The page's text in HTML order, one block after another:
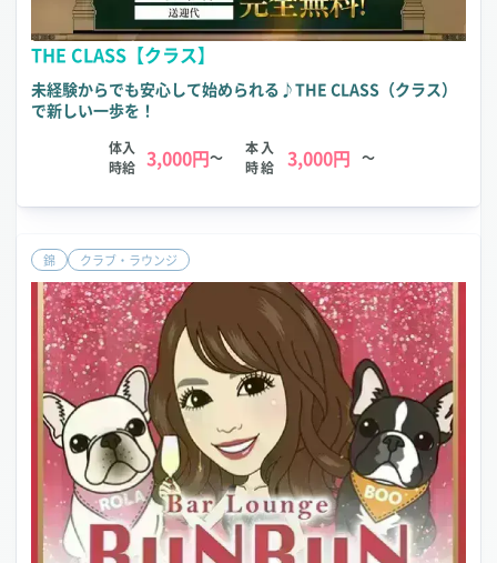
THE CLASS【クラス】
未経験からでも安心して始められる♪THE CLASS（クラス）
で新しい一歩を！
体入
時給 3,000円～
本入
時給
3,000円 ～
錦 クラブ・ラウンジ